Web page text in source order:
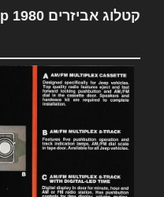
קטלוג אביזרים Jeep 1980